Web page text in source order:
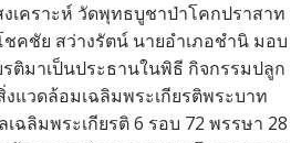
เคราะห์ วัดพุทธบูชาป่าโคกปราสาท
คชัย สว่างรัตน์ นายอำเภอชำนิ มอบ
ติมาเป็นประธานในพิธี กิจกรรมปลูก
แวดล้อมเฉลิมพระเกียรติพระบาท
ฉลิมพระเกียรติ 6 รอบ 72 พรรษา 28